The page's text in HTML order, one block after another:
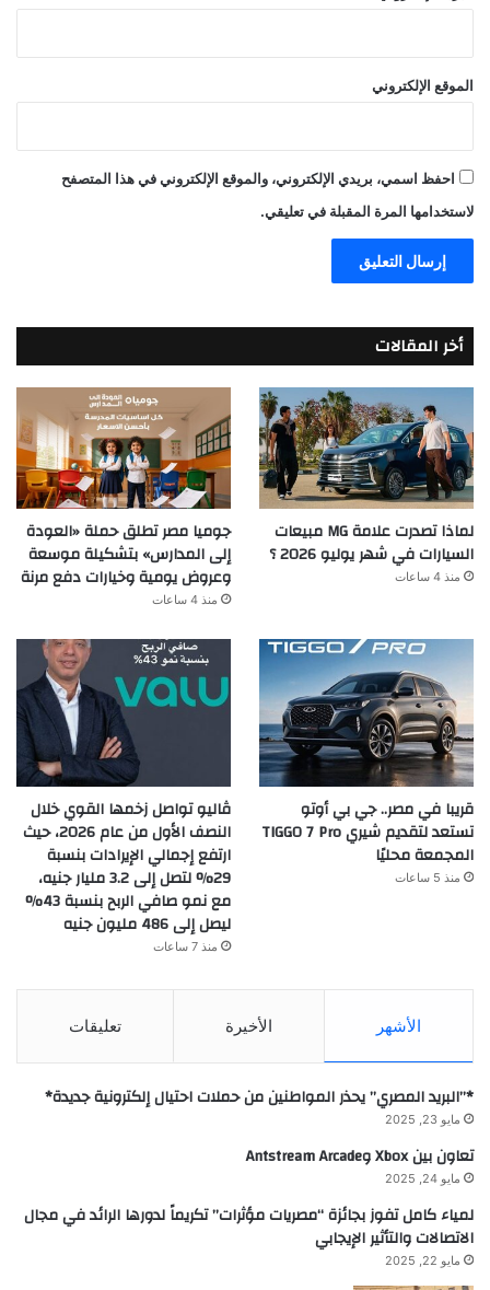
الموقع الإلكتروني
احفظ اسمي، بريدي الإلكتروني، والموقع الإلكتروني في هذا المتصفح
لاستخدامها المرة المقبلة في تعليقي.
أخر المقالات
لماذا تصدرت علامة MG مبيعات
السيارات في شهر يوليو 2026 ؟
منذ 4 ساعات
جوميا مصر تطلق حملة «العودة
إلى المدارس» بتشكيلة موسعة
وعروض يومية وخيارات دفع مرنة
منذ 4 ساعات
قريبا في مصر.. جي بي أوتو
تستعد لتقديم شيري TIGGO 7 Pro
المجمعة محليًا
منذ 5 ساعات
ڤاليو تواصل زخمها القوي خلال
النصف الأول من عام 2026، حيث
ارتفع إجمالي الإيرادات بنسبة
29% لتصل إلى 3.2 مليار جنيه،
مع نمو صافي الربح بنسبة 43%
ليصل إلى 486 مليون جنيه
منذ 7 ساعات
الأشهر الأخيرة تعليقات
*”البريد المصري” يحذر المواطنين من حملات احتيال إلكترونية جديدة*
مايو 23, 2025
تعاون بين Xbox وAntstream Arcade
مايو 24, 2025
لمياء كامل تفوز بجائزة “مصريات مؤثرات” تكريماً لدورها الرائد في مجال
الاتصالات والتأثير الإيجابي
مايو 22, 2025